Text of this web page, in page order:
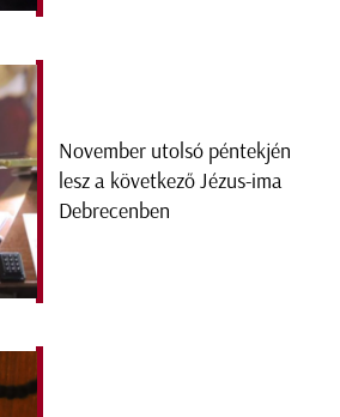
November utolsó péntekjén
lesz a következő Jézus-ima
Debrecenben